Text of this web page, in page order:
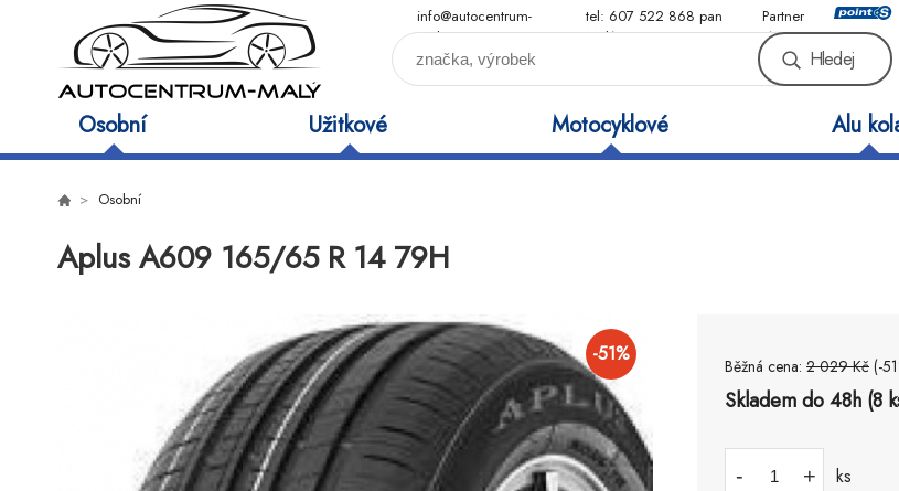
info@autocentrum-
maly.cz
tel: 607 522 868 pan
Malý
Partner
sítě
Hledej
Osobní Užitkové Motocyklové Alu
Osobní
Aplus A609 165/65 R 14 79H
-51% Běžná cena: 2 029 Kč (-51
Skladem do 48h (8
- + ks